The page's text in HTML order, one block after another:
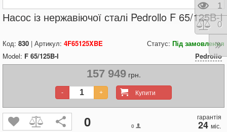
Насос із нержавіючої сталі Pedrollo F 65/125B-I
Код: 830 | Артикул: 4F65125XBE Статус: Під замовлення
Model: F 65/125B-I Pedrollo
157 949грн.
Купити
- +
0 0
гарантія
24 міс.
1
0